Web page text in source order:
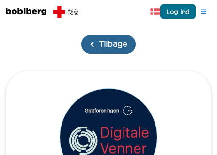
Log ind
Tilbage